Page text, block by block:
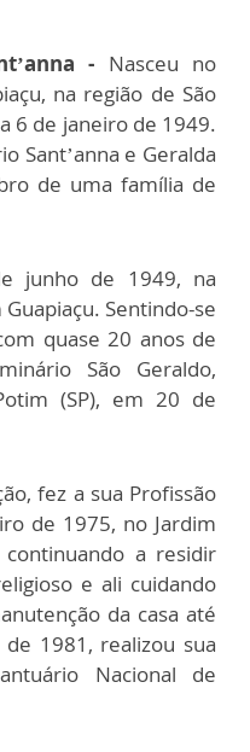
- Nasceu no
na região de São
6 de janeiro de 1949.
Sant’anna e Geralda
de uma família de
junho de 1949, na
Sentindo-se
quase 20 anos de
São Geraldo,
(SP), em 20 de
fez a sua Profissão
de 1975, no Jardim
continuando a residir
e ali cuidando
da casa até
1981, realizou sua
Nacional de